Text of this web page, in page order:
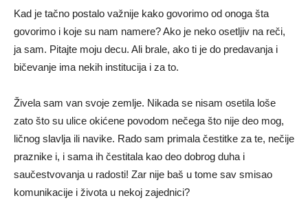
Kad je tačno postalo važnije kako govorimo od onoga šta
govorimo i koje su nam namere? Ako je neko osetljiv na reči,
ja sam. Pitajte moju decu. Ali brale, ako ti je do predavanja i
bičevanje ima nekih institucija i za to.
Živela sam van svoje zemlje. Nikada se nisam osetila loše
zato što su ulice okićene povodom nečega što nije deo mog,
ličnog slavlja ili navike. Rado sam primala čestitke za te, nečije
praznike i, i sama ih čestitala kao deo dobrog duha i
saučestvovanja u radosti! Zar nije baš u tome sav smisao
komunikacije i života u nekoj zajednici?